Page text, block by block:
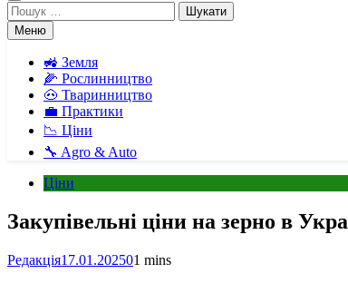
Пошук:
Меню
🚜 Земля
🌽 Рослинництво
🐽 Тваринництво
💼 Практики
📉 Ціни
🔧 Agro & Auto
Ціни
Закупівельні ціни на зерно в
Редакція17.01.202501 mins